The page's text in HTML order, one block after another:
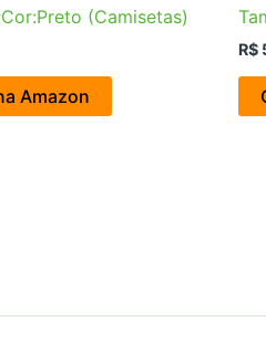
(Camisetas)
Amazon
R$